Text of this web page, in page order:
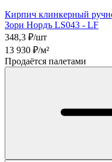
Кирпич клинкерный
Зори Нордъ LS043 - LF
348,3 ₽/шт
13 930 ₽/м²
Продаётся палетами